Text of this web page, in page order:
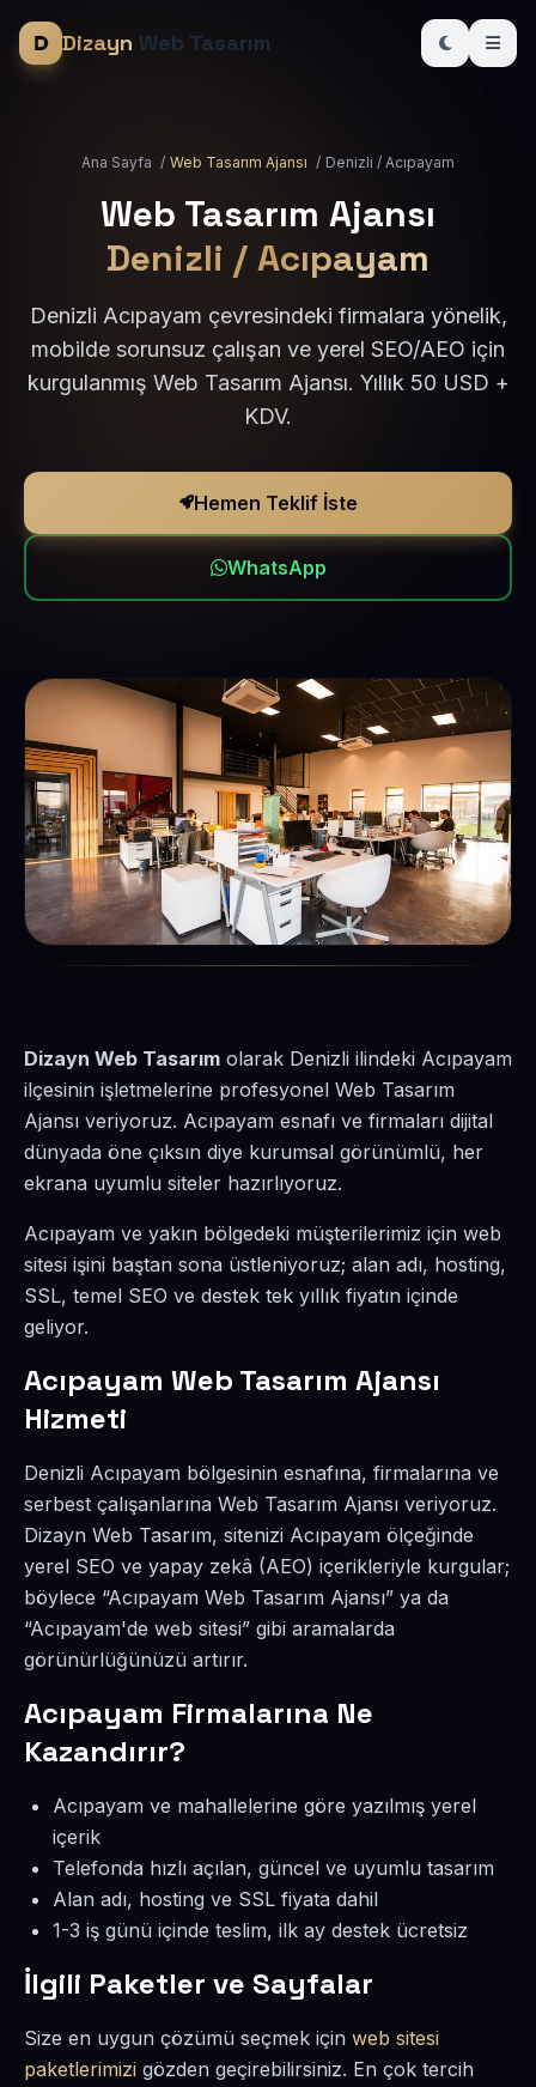
Dizayn Web Tasarım
Ana Sayfa / Web Tasarım Ajansı / Denizli / Acıpayam
Web Tasarım Ajansı
Denizli / Acıpayam
Denizli Acıpayam çevresindeki firmalara yönelik,
mobilde sorunsuz çalışan ve yerel SEO/AEO için
kurgulanmış Web Tasarım Ajansı. Yıllık 50 USD +
KDV.
Hemen Teklif İste
WhatsApp
Dizayn Web Tasarım olarak Denizli ilindeki Acıpayam
ilçesinin işletmelerine profesyonel Web Tasarım
Ajansı veriyoruz. Acıpayam esnafı ve firmaları dijital
dünyada öne çıksın diye kurumsal görünümlü, her
ekrana uyumlu siteler hazırlıyoruz.
Acıpayam ve yakın bölgedeki müşterilerimiz için web
sitesi işini baştan sona üstleniyoruz; alan adı, hosting,
SSL, temel SEO ve destek tek yıllık fiyatın içinde
geliyor.
Acıpayam Web Tasarım Ajansı
Hizmeti
Denizli Acıpayam bölgesinin esnafına, firmalarına ve
serbest çalışanlarına Web Tasarım Ajansı veriyoruz.
Dizayn Web Tasarım, sitenizi Acıpayam ölçeğinde
yerel SEO ve yapay zekâ (AEO) içerikleriyle kurgular;
böylece “Acıpayam Web Tasarım Ajansı” ya da
“Acıpayam'de web sitesi” gibi aramalarda
görünürlüğünüzü artırır.
Acıpayam Firmalarına Ne
Kazandırır?
Acıpayam ve mahallelerine göre yazılmış yerel
içerik
Telefonda hızlı açılan, güncel ve uyumlu tasarım
Alan adı, hosting ve SSL fiyata dahil
1-3 iş günü içinde teslim, ilk ay destek ücretsiz
İlgili Paketler ve Sayfalar
Size en uygun çözümü seçmek için web sitesi
paketlerimizi gözden geçirebilirsiniz. En çok tercih